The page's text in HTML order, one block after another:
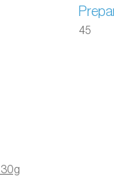
45
30g